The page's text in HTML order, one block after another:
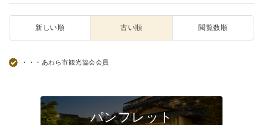
新しい順 古い順 閲覧数順
・・・あわら市観光協会会員
パンフレット